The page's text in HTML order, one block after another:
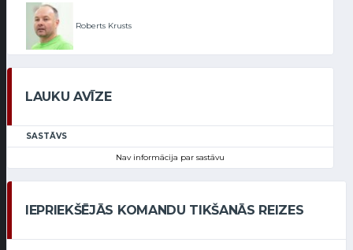
Roberts Krusts
LAUKU AVĪZE
SASTĀVS
Nav informācija par sastāvu
IEPRIEKŠĒJĀS KOMANDU TIKŠANĀS REIZES